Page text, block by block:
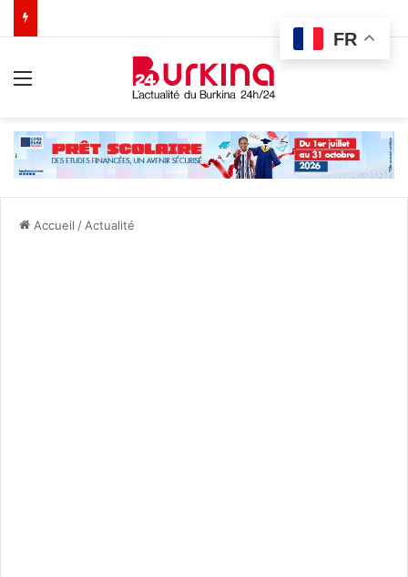
Accueil / Actualité
FR